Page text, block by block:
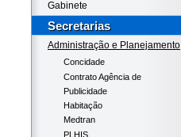
Gabinete
Secretarias
Administração e Planejamento
Concidade
Contrato Agência de
Publicidade
Habitação
Medtran
PLHIS